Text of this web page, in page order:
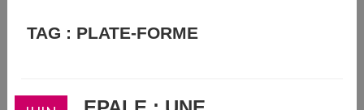
GUIDE D'UTILISATION DE L'INTELLIGENCE ARTIFICIELLE
TAG : PLATE-FORME